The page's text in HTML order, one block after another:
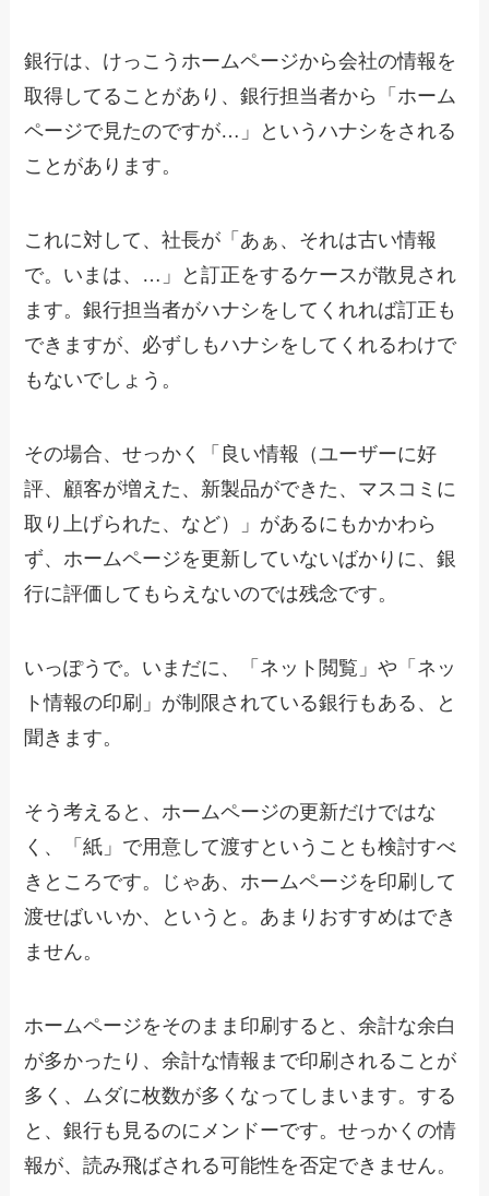
銀行は、けっこうホームページから会社の情報を
取得してることがあり、銀行担当者から「ホーム
ページで見たのですが…」というハナシをされる
ことがあります。
これに対して、社長が「あぁ、それは古い情報
で。いまは、…」と訂正をするケースが散見され
ます。銀行担当者がハナシをしてくれれば訂正も
できますが、必ずしもハナシをしてくれるわけで
もないでしょう。
その場合、せっかく「良い情報（ユーザーに好
評、顧客が増えた、新製品ができた、マスコミに
取り上げられた、など）」があるにもかかわら
ず、ホームページを更新していないばかりに、銀
行に評価してもらえないのでは残念です。
いっぽうで。いまだに、「ネット閲覧」や「ネッ
ト情報の印刷」が制限されている銀行もある、と
聞きます。
そう考えると、ホームページの更新だけではな
く、「紙」で用意して渡すということも検討すべ
きところです。じゃあ、ホームページを印刷して
渡せばいいか、というと。あまりおすすめはでき
ません。
ホームページをそのまま印刷すると、余計な余白
が多かったり、余計な情報まで印刷されることが
多く、ムダに枚数が多くなってしまいます。する
と、銀行も見るのにメンドーです。せっかくの情
報が、読み飛ばされる可能性を否定できません。